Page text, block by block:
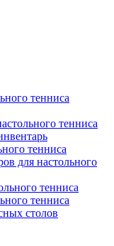
тенниса
тенниса
тенниса
для настольного
тенниса
тенниса
столов